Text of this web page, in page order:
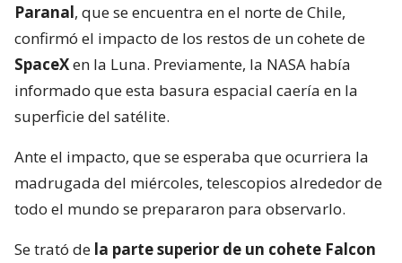
Paranal, que se encuentra en el norte de Chile,
confirmó el impacto de los restos de un cohete de
SpaceXen la Luna. Previamente, la NASA había
informado que esta basura espacial caería en la
superficie del satélite.
Ante el impacto, que se esperaba que ocurriera la
madrugada del miércoles, telescopios alrededor de
todo el mundo se prepararon para observarlo.
Se trató de la parte superior de un cohete Falcon